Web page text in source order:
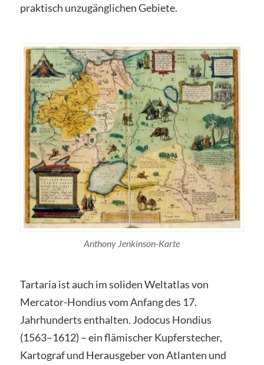
praktisch unzugänglichen Gebiete.
Anthony Jenkinson-Karte
Tartaria ist auch im soliden Weltatlas von
Mercator-Hondius vom Anfang des 17.
Jahrhunderts enthalten. Jodocus Hondius
(1563–1612) – ein flämischer Kupferstecher,
Kartograf und Herausgeber von Atlanten und